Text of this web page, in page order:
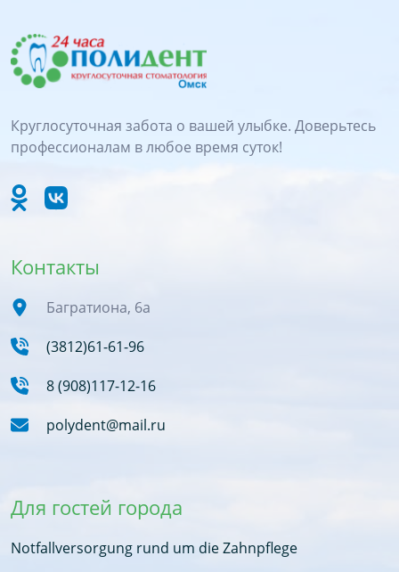
Круглосуточная забота о вашей улыбке. Доверьтесь
профессионалам в любое время суток!
Контакты
Багратиона, 6а
(3812)61-61-96
8 (908)117-12-16
polydent@mail.ru
Для гостей города
Notfallversorgung rund um die Zahnpflege